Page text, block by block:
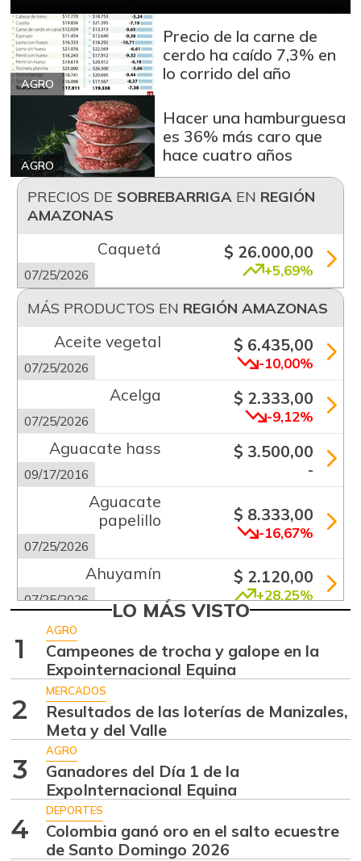
AGRO
Precio de la carne de
cerdo ha caído 7,3% en
lo corrido del año
AGRO
Hacer una hamburguesa
es 36% más caro que
hace cuatro años
PRECIOS DE SOBREBARRIGAEN REGIÓN
AMAZONAS
Caquetá
07/25/2026
$ 26.000,00
+5,69%
MÁS PRODUCTOS EN REGIÓN AMAZONAS
Aceite vegetal
07/25/2026
$ 6.435,00
-10,00%
Acelga
07/25/2026
$ 2.333,00
-9,12%
Aguacate hass
09/17/2016
$ 3.500,00
-
Aguacate
papelillo
07/25/2026
$ 8.333,00
-16,67%
Ahuyamín
07/25/2026
$ 2.120,00
+28,25%
Alas de pollo sin
costillar
07/25/2026
+1,26%
Arracacha
amarilla
07/25/2026
$ 5.680,00
Arroz de primera
07/25/2026
$ 3.675,00
Bagre rayado
entero fresco
$ 41.333,00
+4,20%
LO MÁS VISTO
1
AGRO
Campeones de trocha y galope en la
Expointernacional Equina
2
MERCADOS
Resultados de las loterías de Manizales,
Meta y del Valle
3
AGRO
Ganadores del Día 1 de la
ExpoInternacional Equina
4
DEPORTES
Colombia ganó oro en el salto ecuestre
de Santo Domingo 2026